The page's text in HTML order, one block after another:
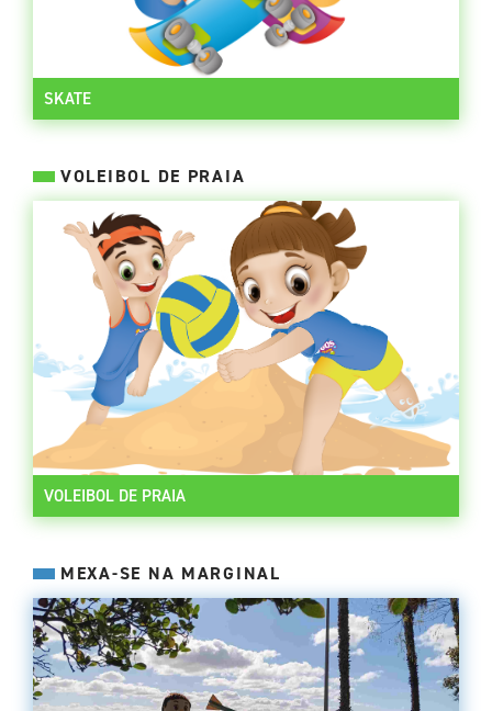
SKATE
VOLEIBOL DE PRAIA
VOLEIBOL DE PRAIA
MEXA-SE NA MARGINAL